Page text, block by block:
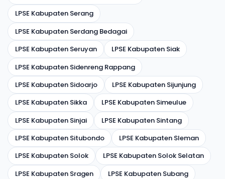
LPSE Kabupaten Serang
LPSE Kabupaten Serdang Bedagai
LPSE Kabupaten Seruyan
LPSE Kabupaten Siak
LPSE Kabupaten Sidenreng Rappang
LPSE Kabupaten Sidoarjo
LPSE Kabupaten Sijunjung
LPSE Kabupaten Sikka
LPSE Kabupaten Simeulue
LPSE Kabupaten Sinjai
LPSE Kabupaten Sintang
LPSE Kabupaten Situbondo
LPSE Kabupaten Sleman
LPSE Kabupaten Solok
LPSE Kabupaten Solok Selatan
LPSE Kabupaten Sragen
LPSE Kabupaten Subang